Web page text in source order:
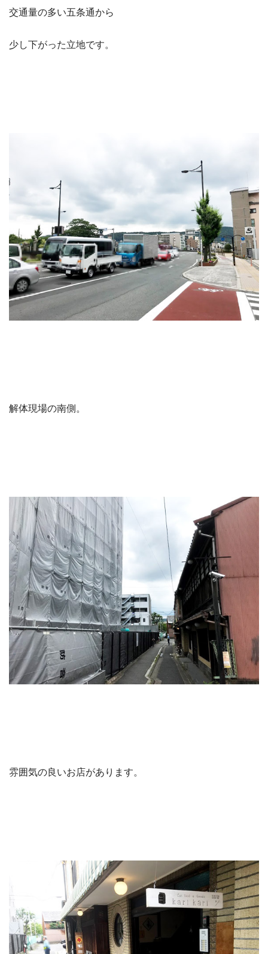
交通量の多い五条通から
少し下がった立地です。
解体現場の南側。
雰囲気の良いお店があります。